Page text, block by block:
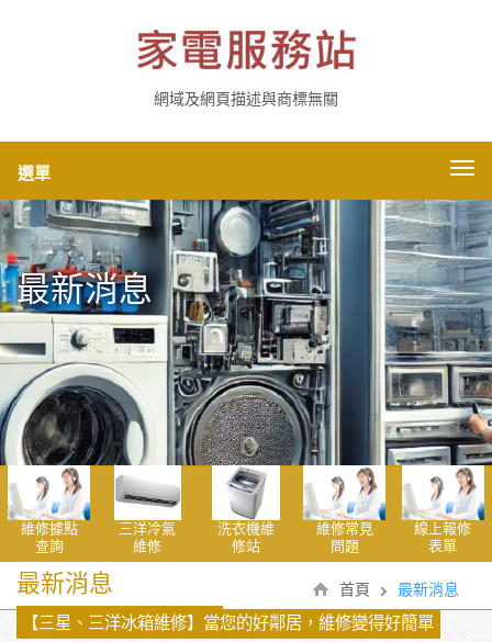
網域及網頁描述與商標無關
選單
切
導
航
最新消息
維修據點
查詢
三洋冷氣
維修
洗衣機維
修站
維修常見
問題
線上報修
表單
最新消息 首頁 最新消息
【三星、三洋冰箱維修】當您的好鄰居，維修變得好簡單